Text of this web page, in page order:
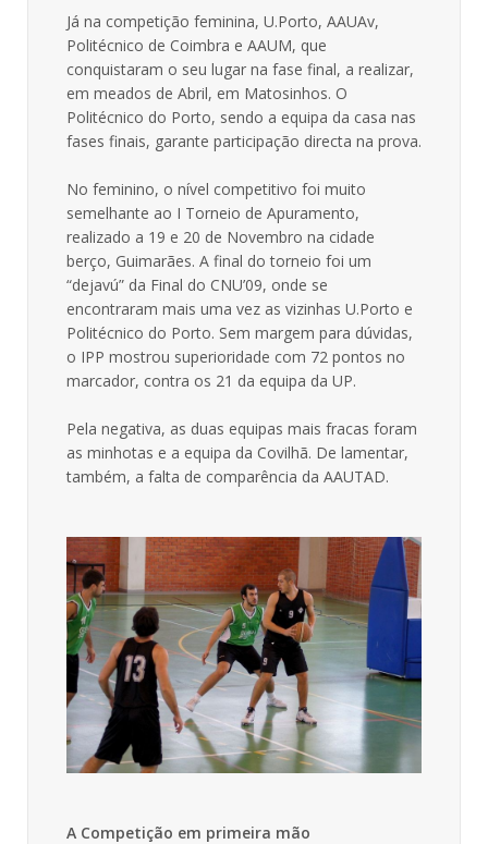
Já na competição feminina, U.Porto, AAUAv,
Politécnico de Coimbra e AAUM, que
conquistaram o seu lugar na fase final, a realizar,
em meados de Abril, em Matosinhos. O
Politécnico do Porto, sendo a equipa da casa nas
fases finais, garante participação directa na prova.
No feminino, o nível competitivo foi muito
semelhante ao I Torneio de Apuramento,
realizado a 19 e 20 de Novembro na cidade
berço, Guimarães. A final do torneio foi um
“dejavú” da Final do CNU’09, onde se
encontraram mais uma vez as vizinhas U.Porto e
Politécnico do Porto. Sem margem para dúvidas,
o IPP mostrou superioridade com 72 pontos no
marcador, contra os 21 da equipa da UP.
Pela negativa, as duas equipas mais fracas foram
as minhotas e a equipa da Covilhã. De lamentar,
também, a falta de comparência da AAUTAD.
A Competição em primeira mão